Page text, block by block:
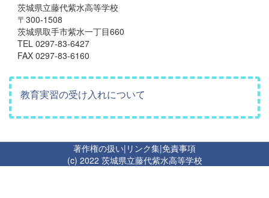
茨城県立藤代紫水高等学校
〒300-1508
茨城県取手市紫水一丁目660
TEL 0297-83-6427
FAX 0297-83-6160
教育実習の受け入れについて
著作権の扱い| リンク集|免責事項
(c) 2022 茨城県立藤代紫水高等学校